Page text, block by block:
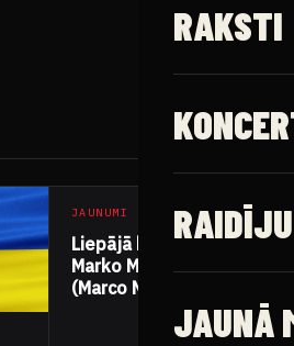
RAKSTI
JAUNĀ
JAUNUMI
Liepājā koncertēs
Marko Mendoza
(Marco Mendoza)